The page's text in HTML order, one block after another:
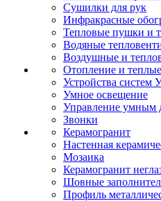
Сушилки для рук
Инфракрасные
Тепловые пушки и
Водяные
Воздушные и
Отопление и
Устройства систем
Умное освещение
Управление умным
Звонки
Керамогранит
Настенная
Мозаика
Керамогранит
Шовные
Профиль